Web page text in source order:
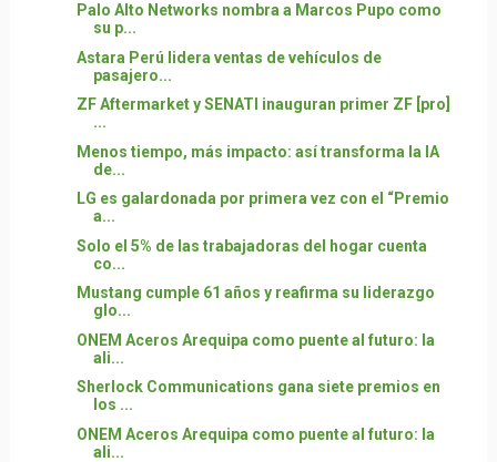
Palo Alto Networks nombra a Marcos Pupo como
su p...
Astara Perú lidera ventas de vehículos de
pasajero...
ZF Aftermarket y SENATI inauguran primer ZF [pro]
...
Menos tiempo, más impacto: así transforma la IA
de...
LG es galardonada por primera vez con el “Premio
a...
Solo el 5% de las trabajadoras del hogar cuenta
co...
Mustang cumple 61 años y reafirma su liderazgo
glo...
ONEM Aceros Arequipa como puente al futuro: la
ali...
Sherlock Communications gana siete premios en
los ...
ONEM Aceros Arequipa como puente al futuro: la
ali...